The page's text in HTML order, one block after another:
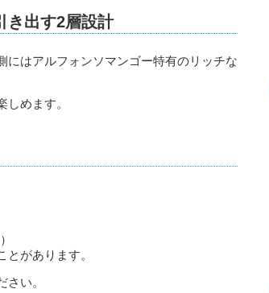
き出す2層設計
はアルフォンソマンゴー特有のリッチな
めます。
があります。
い。